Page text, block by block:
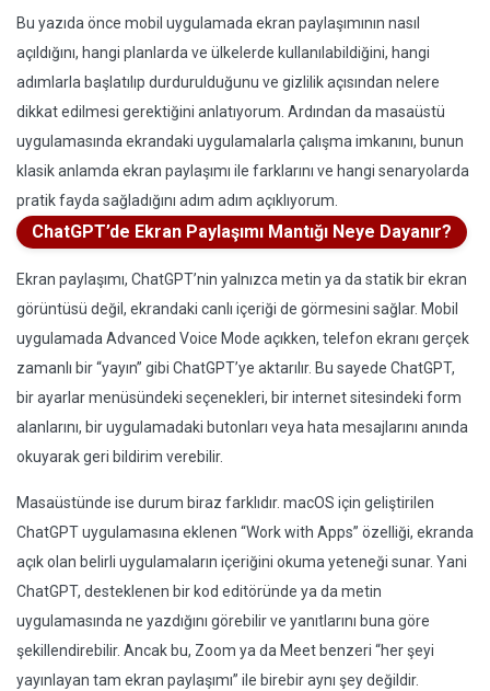
Bu yazıda önce mobil uygulamada ekran paylaşımının nasıl
açıldığını, hangi planlarda ve ülkelerde kullanılabildiğini, hangi
adımlarla başlatılıp durdurulduğunu ve gizlilik açısından nelere
dikkat edilmesi gerektiğini anlatıyorum. Ardından da masaüstü
uygulamasında ekrandaki uygulamalarla çalışma imkanını, bunun
klasik anlamda ekran paylaşımı ile farklarını ve hangi senaryolarda
pratik fayda sağladığını adım adım açıklıyorum.
ChatGPT’de Ekran Paylaşımı Mantığı Neye Dayanır?
Ekran paylaşımı, ChatGPT’nin yalnızca metin ya da statik bir ekran
görüntüsü değil, ekrandaki canlı içeriği de görmesini sağlar. Mobil
uygulamada Advanced Voice Mode açıkken, telefon ekranı gerçek
zamanlı bir “yayın” gibi ChatGPT’ye aktarılır. Bu sayede ChatGPT,
bir ayarlar menüsündeki seçenekleri, bir internet sitesindeki form
alanlarını, bir uygulamadaki butonları veya hata mesajlarını anında
okuyarak geri bildirim verebilir.
Masaüstünde ise durum biraz farklıdır. macOS için geliştirilen
ChatGPT uygulamasına eklenen “Work with Apps” özelliği, ekranda
açık olan belirli uygulamaların içeriğini okuma yeteneği sunar. Yani
ChatGPT, desteklenen bir kod editöründe ya da metin
uygulamasında ne yazdığını görebilir ve yanıtlarını buna göre
şekillendirebilir. Ancak bu, Zoom ya da Meet benzeri “her şeyi
yayınlayan tam ekran paylaşımı” ile birebir aynı şey değildir.